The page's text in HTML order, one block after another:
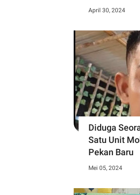
April 30, 2024
Diduga
Satu Unit
Pekan Baru
Mei 05, 2024